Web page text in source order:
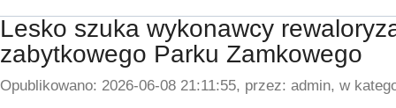
Lesko szuka wykonawcy
zabytkowego Parku Zamkowego
Opublikowano: 2026-06-08 21:11:55, przez: admin, w